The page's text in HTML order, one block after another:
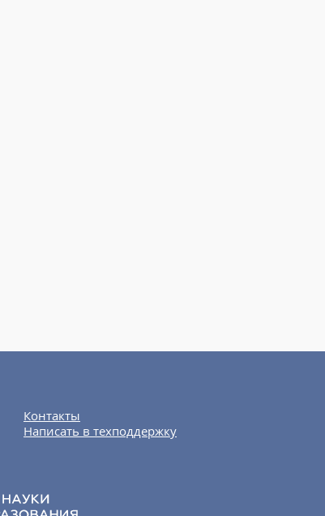
Контакты
Написать в техподдержку